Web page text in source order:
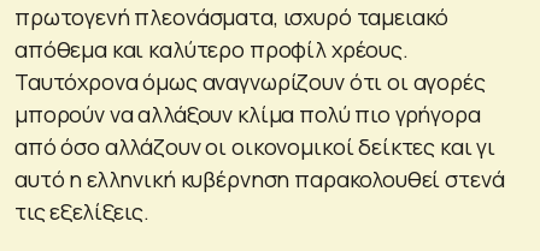
πρωτογενή πλεονάσματα, ισχυρό ταμειακό
απόθεμα και καλύτερο προφίλ χρέους.
Ταυτόχρονα όμως αναγνωρίζουν ότι οι αγορές
μπορούν να αλλάξουν κλίμα πολύ πιο γρήγορα
από όσο αλλάζουν οι οικονομικοί δείκτες και γι
αυτό η ελληνική κυβέρνηση παρακολουθεί στενά
τις εξελίξεις.